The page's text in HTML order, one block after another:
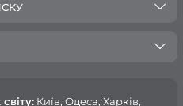
Київ, Одеса, Харків,